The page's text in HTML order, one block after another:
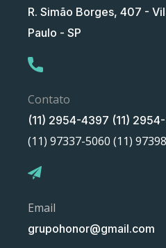
R. Simão Borges, 407 -
Paulo - SP
Contato
(11) 2954-4397 (11)
(11) 97337-5060 (11)
Email
grupohonor@gmail.com